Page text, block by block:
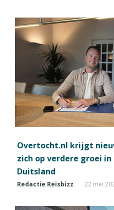
Overtocht.nl krijgt
zich op verdere groei
Duitsland
Redactie Reisbizz 22 mei